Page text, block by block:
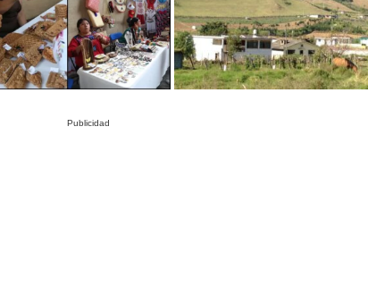
Publicidad